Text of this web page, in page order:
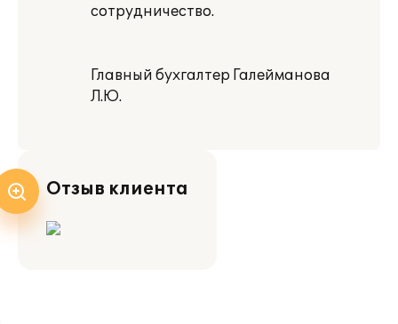
сотрудничество.
Главный бухгалтер Галейманова
Л.Ю.
Отзыв клиента